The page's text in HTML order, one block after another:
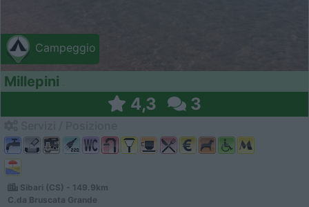
Campeggio
Millepini
4,3 3
Sibari (CS) - 149.9km
C.da Bruscata Grande